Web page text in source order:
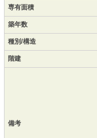
専有面積
築年数
種別/構造
階建
備考